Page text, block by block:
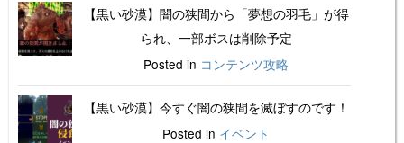
【黒い砂漠】闇の狭間から「夢想の羽毛」が得
られ、一部ボスは削除予定
Posted in コンテンツ攻略
【黒い砂漠】今すぐ闇の狭間を滅ぼすのです！
Posted in イベント